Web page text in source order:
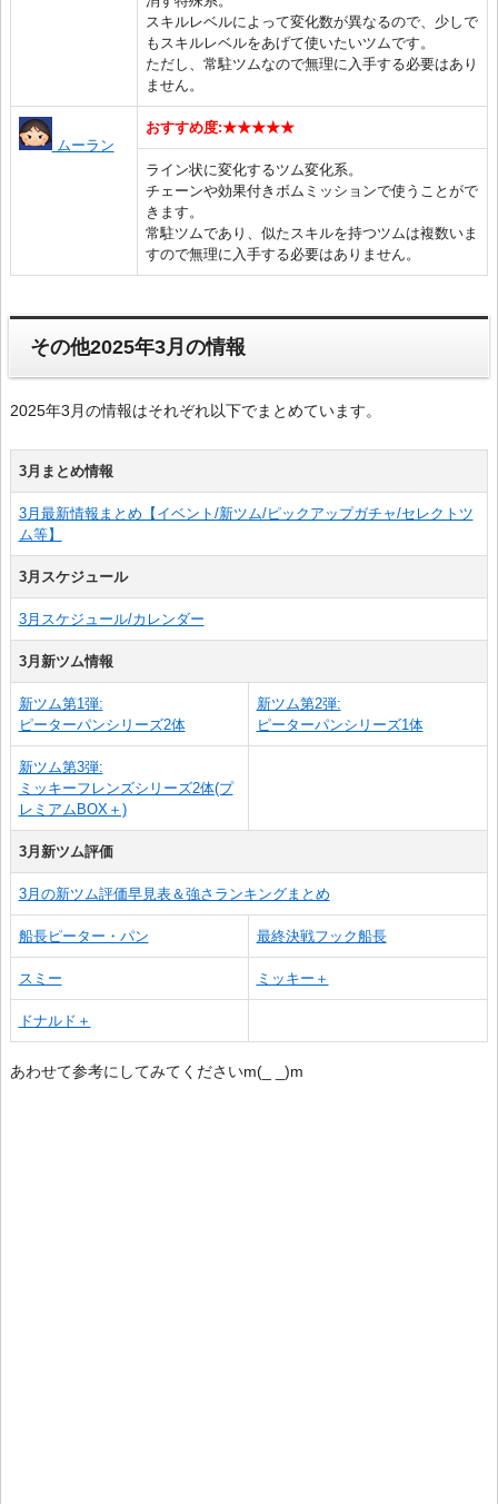
スキルレベルによって変化数が異なるので、少しで
もスキルレベルをあげて使いたいツムです。
ただし、常駐ツムなので無理に入手する必要はあり
ません。
ムーラン
おすすめ度:★★★★★
ライン状に変化するツム変化系。
チェーンや効果付きボムミッションで使うことがで
きます。
常駐ツムであり、似たスキルを持つツムは複数いま
すので無理に入手する必要はありません。
その他2025年3月の情報
2025年3月の情報はそれぞれ以下でまとめています。
3月まとめ情報
3月最新情報まとめ【イベント/新ツム/ピックアップガチャ/セレクトツ
ム等】
3月スケジュール
3月スケジュール/カレンダー
3月新ツム情報
新ツム第1弾:
ピーターパンシリーズ2体
新ツム第2弾:
ピーターパンシリーズ1体
新ツム第3弾:
ミッキーフレンズシリーズ2体(プ
レミアムBOX＋)
3月新ツム評価
3月の新ツム評価早見表＆強さランキングまとめ
船長ピーター・パン 最終決戦フック船長
スミー ミッキー＋
ドナルド＋
あわせて参考にしてみてくださいm(_ _)m